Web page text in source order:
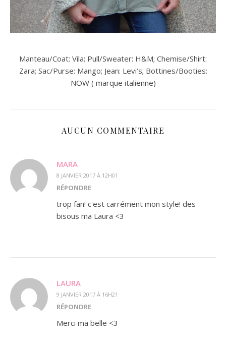
Manteau/Coat: Vila; Pull/Sweater: H&M; Chemise/Shirt:
Zara; Sac/Purse: Mango; Jean: Levi’s; Bottines/Booties:
NOW ( marque italienne)
AUCUN COMMENTAIRE
MARA
8 JANVIER 2017 À 12H01
RÉPONDRE
trop fan! c'est carrément mon style! des
bisous ma Laura <3
LAURA
9 JANVIER 2017 À 16H21
RÉPONDRE
Merci ma belle <3